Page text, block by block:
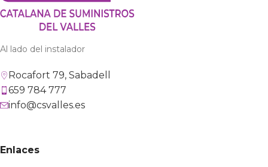
Al lado del instalador
Rocafort 79, Sabadell
659 784 777
info@csvalles.es
Enlaces